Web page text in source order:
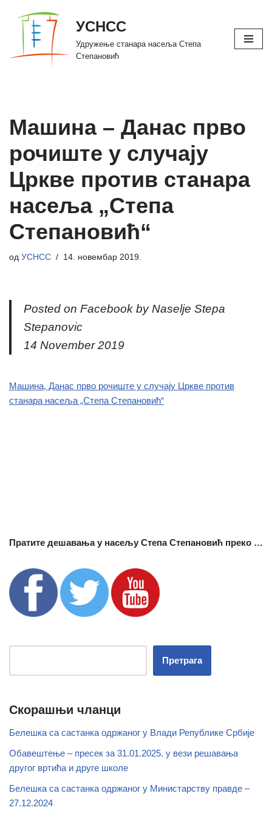
Скочи
садржај
УСНСС
Удружење станара насеља Степа
Степановић
Машина – Данас прво
рочиште у случају
Цркве против станара
насеља „Степа
Степановић“
од УСНСС 14. новембар 2019.
Posted on Facebook by Naselje Stepa
Stepanovic
14 November 2019
Машина, Данас прво рочиште у случају Цркве против
станара насеља „Степа Степановић“
Пратите дешавања у насељу Степа Степановић преко …
Претрага
Скорашњи чланци
Белешка са састанка одржаног у Влади Републике Србије
Обавештење – пресек за 31.01.2025. у вези решавања
другог вртића и друге школе
Белешка са састанка одржаног у Министарству правде –
27.12.2024